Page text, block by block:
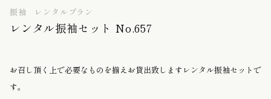
振袖 レンタルプラン
レンタル振袖セット No.657
お召し頂く上で必要なものを揃えお貸出致しますレンタル振袖セットで
す。